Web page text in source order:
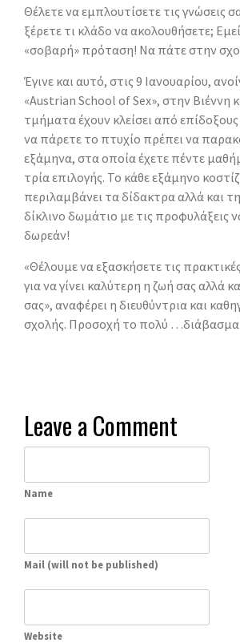
Θέλετε να εμπλουτίσετε τις γνώσεις
ξέρετε τι κλάδο να ακολουθήσετε;
«σοβαρή» πρόταση! Να πάτε στην
Έγινε και αυτό, στις 9 Ιανουαρίου,
«Austrian School of Sex», στην Βιέννη
τμήματα έχουν κλείσει από
να πάρετε το πτυχίο πρέπει να
εξάμηνα, στα οποία έχετε πέντε
τρία επιλογής. Το κάθε εξάμηνο
περιλαμβάνει τα δίδακτρα αλλά και
δίκλινο δωμάτιο με τις προφυλάξεις
δωρεάν!
«Θέλουμε να εξασκήσετε τις
για να γίνει καλύτερη η ζωή σας αλλά
σας», αναφέρει η διευθύντρια και
σχολής. Προσοχή το πολύ …διάβασμα
Leave a Comment
Name
Mail (will not be published)
Website